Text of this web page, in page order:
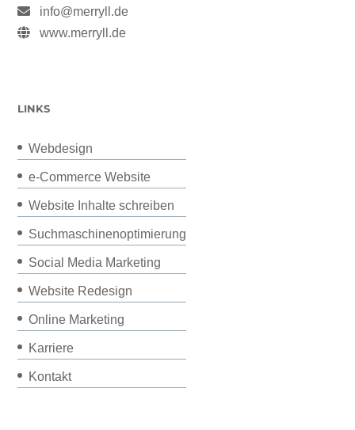
info@merryll.de
www.merryll.de
LINKS
Webdesign
e-Commerce Website
Website Inhalte schreiben
Suchmaschinenoptimierung
Social Media Marketing
Website Redesign
Online Marketing
Karriere
Kontakt